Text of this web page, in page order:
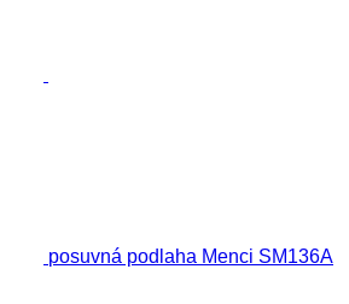
posuvná podlaha Menci SM136A